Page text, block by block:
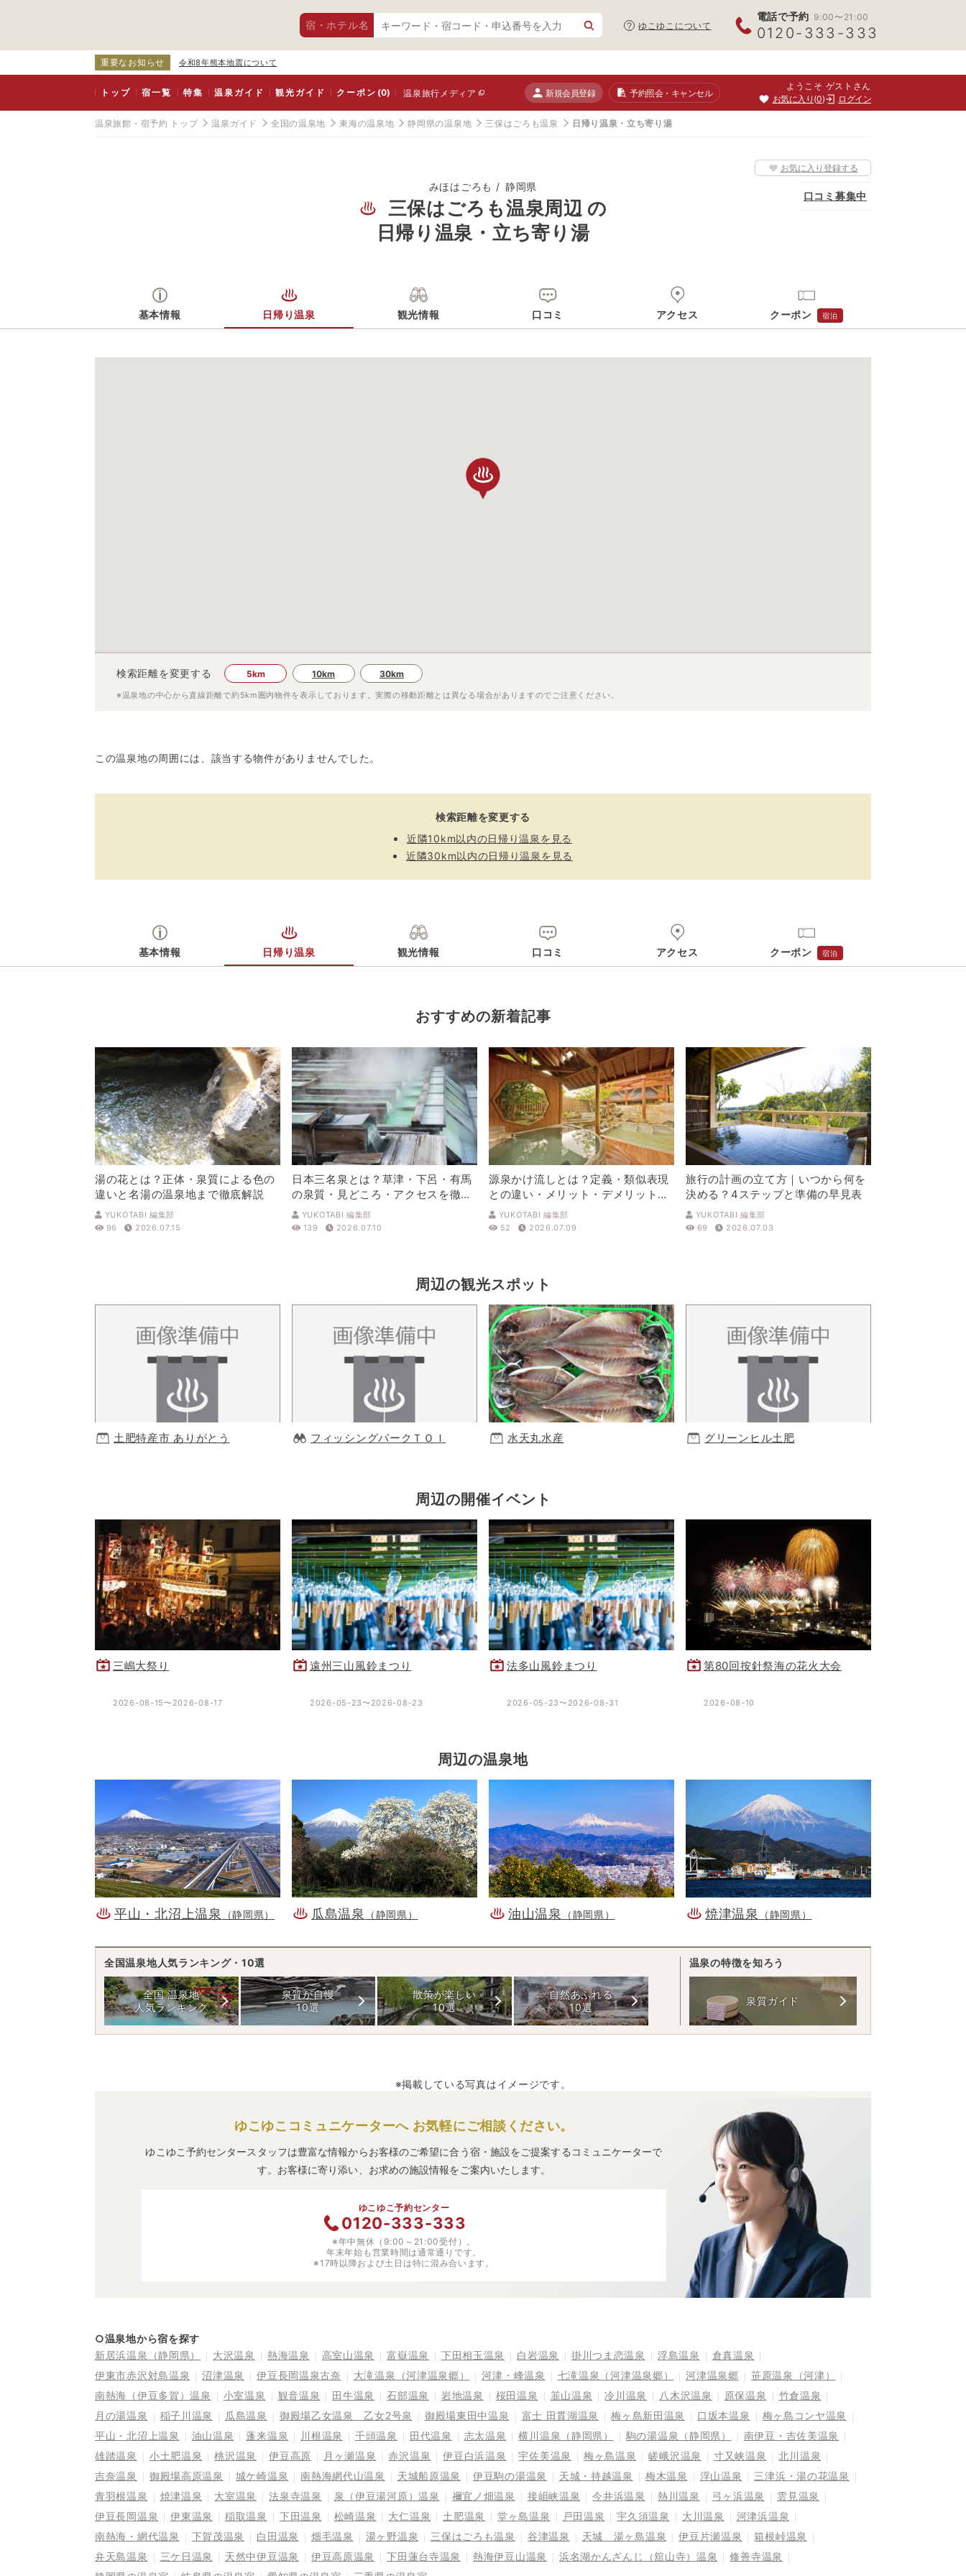
宿・ホテル名 ゆこゆこについて
電話で予約 9:00〜21:00
0120-333-333
重要なお知らせ 令和8年熊本地震について
トップ 宿一覧 特集 温泉ガイド 観光ガイド クーポン(0) 温泉旅行メディア 新規会員登録 予約照会・キャンセル
ようこそ ゲストさん
お気に入り 0 ログイン
温泉旅館・宿予約 トップ 温泉ガイド 全国の温泉地 東海の温泉地 静岡県の温泉地 三保はごろも温泉 日帰り温泉・立ち寄り湯
みほはごろも 静岡県
三保はごろも温泉周辺 の
日帰り温泉・立ち寄り湯
お気に入り登録する
口コミ募集中
基本情報 日帰り温泉 観光情報 口コミ アクセス クーポン 宿泊
検索距離を変更する 5km 10km 30km
※温泉地の中心から直線距離で約5km 圏内物件を表示しております。実際の移動距離とは異なる場合がありますのでご注意ください。
この温泉地の周囲には、該当する物件がありませんでした。
検索距離を変更する
近隣10km以内の日帰り温泉を見る
近隣30km以内の日帰り温泉を見る
基本情報 日帰り温泉 観光情報 口コミ アクセス クーポン 宿泊
おすすめの新着記事
湯の花とは？正体・泉質による色の
違いと名湯の温泉地まで徹底解説
YUKOTABI 編集部
96
2026.07.15
日本三名泉とは？草津・下呂・有馬
の泉質・見どころ・アクセスを徹底
解説
YUKOTABI 編集部
139
2026.07.10
源泉かけ流しとは？定義・類似表現
との違い・メリット・デメリットを
解説
YUKOTABI 編集部
52
2026.07.09
旅行の計画の立て方｜いつから何を
決める？4ステップと準備の早見表
YUKOTABI 編集部
69
2026.07.03
周辺の観光スポット
土肥特産市 ありがとう フィッシングパークＴＯＩ 水天丸水産 グリーンヒル土肥
周辺の開催イベント
三嶋大祭り
2026-08-15〜2026-08-17
遠州三山風鈴まつり
2026-05-23〜2026-08-23
法多山風鈴まつり
2026-05-23〜2026-08-31
第80回按針祭海の花火大会
2026-08-10
周辺の温泉地
平山・北沼上温泉 （静岡県） 瓜島温泉 （静岡県） 油山温泉 （静岡県） 焼津温泉 （静岡県）
全国温泉地人気ランキング・10選
全国 温泉地
人気ランキング
泉質が自慢
10選
散策が楽しい
10選
自然あふれる
10選
温泉の特徴を知ろう
泉質ガイド
※掲載している写真はイメージです。
ゆこゆこコミュニケーターへ お気軽にご相談ください。
ゆこゆこ予約センタースタッフは豊富な情報からお客様のご希望に合う宿・施設をご提案するコミュニケーターで
す。お客様に寄り添い、お求めの施設情報をご案内いたします。
ゆこゆこ予約センター
0120-333-333
※年中無休（9:00～21:00受付）。
年末年始も営業時間は通常通りです。
※17時以降および土日は特に混み合います。
○温泉地から宿を探す
新居浜温泉（静岡県）
大沢温泉 熱海温泉 高室山温泉 富嶽温泉 下田相玉温泉 白岩温泉 掛川つま恋温泉 浮島温泉
倉真温泉
伊東市赤沢対島温泉
沼津温泉 伊豆長岡温泉古奈 大滝温泉（河津温泉郷） 河津・峰温泉 七滝温泉（河津温泉郷） 河津温泉郷
笹原温泉（河津）
南熱海（伊豆多賀）温泉
小室温泉 観音温泉 田牛温泉 石部温泉 岩地温泉 桜田温泉 韮山温泉 冷川温泉 八木沢温泉 原保温泉
竹倉温泉
月の湯温泉
稲子川温泉 瓜島温泉 御殿場乙女温泉 乙女2号泉 御殿場東田中温泉 富士 田貫湖温泉 梅ヶ島新田温泉 口坂本温泉
梅ヶ島コンヤ温泉
平山・北沼上温泉
油山温泉 蓬来温泉 川根温泉 千頭温泉 田代温泉 志太温泉 横川温泉（静岡県） 駒の湯温泉（静岡県）
南伊豆・吉佐美温泉
雄踏温泉
小土肥温泉 桃沢温泉 伊豆高原 月ヶ瀬温泉 赤沢温泉 伊豆白浜温泉 宇佐美温泉 梅ヶ島温泉 嵯峨沢温泉 寸又峡温泉
北川温泉
吉奈温泉
御殿場高原温泉 城ケ崎温泉 南熱海網代山温泉 天城船原温泉 伊豆駒の湯温泉 天城・持越温泉 梅木温泉 浮山温泉
三津浜・湯の花温泉
青羽根温泉
焼津温泉 大室温泉 法泉寺温泉 泉（伊豆湯河原）温泉 禰宜ノ畑温泉 接岨峡温泉 今井浜温泉 熱川温泉 弓ヶ浜温泉
雲見温泉
伊豆長岡温泉
伊東温泉 稲取温泉 下田温泉 松崎温泉 大仁温泉 土肥温泉 堂ヶ島温泉 戸田温泉 宇久須温泉 大川温泉
河津浜温泉
南熱海・網代温泉
下賀茂温泉 白田温泉 畑毛温泉 湯ヶ野温泉 三保はごろも温泉 谷津温泉 天城 湯ヶ島温泉 伊豆片瀬温泉
箱根峠温泉
弁天島温泉
三ケ日温泉 天然中伊豆温泉 伊豆高原温泉 下田蓮台寺温泉 熱海伊豆山温泉 浜名湖かんざんじ（舘山寺）温泉
修善寺温泉